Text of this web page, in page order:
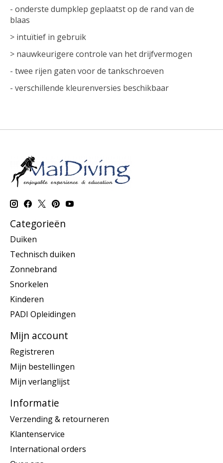
- onderste dumpklep geplaatst op de rand van de
blaas
> intuïtief in gebruik
> nauwkeurigere controle van het drijfvermogen
- twee rijen gaten voor de tankschroeven
- verschillende kleurenversies beschikbaar
Categorieën
Duiken
Technisch duiken
Zonnebrand
Snorkelen
Kinderen
PADI Opleidingen
Mijn account
Registreren
Mijn bestellingen
Mijn verlanglijst
Informatie
Verzending & retourneren
Klantenservice
International orders